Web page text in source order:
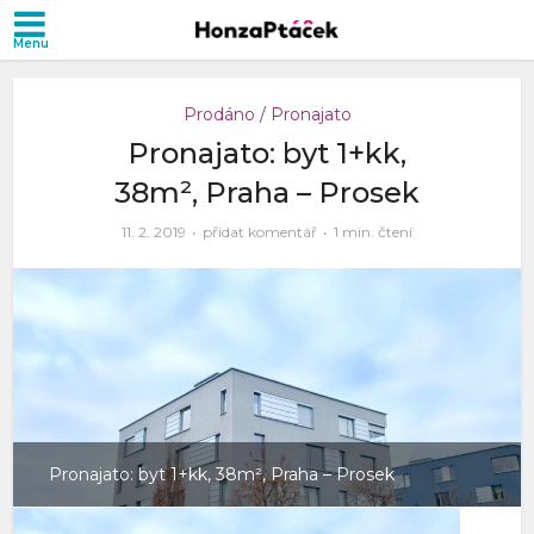
Prodáno / Pronajato
Pronajato: byt 1+kk,
38m², Praha – Prosek
11. 2. 2019 přidat komentář 1 min. čtení
Pronajato: byt 1+kk, 38m², Praha – Prosek